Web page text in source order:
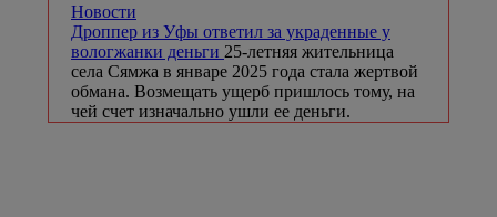
Новости
Дроппер из Уфы ответил за украденные у
вологжанки деньги 25-летняя жительница
села Сямжа в январе 2025 года стала жертвой
обмана. Возмещать ущерб пришлось тому, на
чей счет изначально ушли ее деньги.